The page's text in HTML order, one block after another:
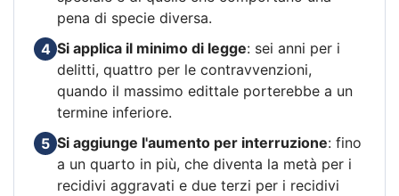
pena di specie diversa.
4 Si applica il minimo di legge: sei anni per i
delitti, quattro per le contravvenzioni,
quando il massimo edittale porterebbe a un
termine inferiore.
5 Si aggiunge l'aumento per interruzione: fino
a un quarto in più, che diventa la metà per i
recidivi aggravati e due terzi per i recidivi